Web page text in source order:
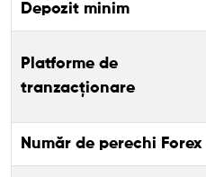
Depozit minim
Platforme de
tranzacționare
Număr de perechi Forex